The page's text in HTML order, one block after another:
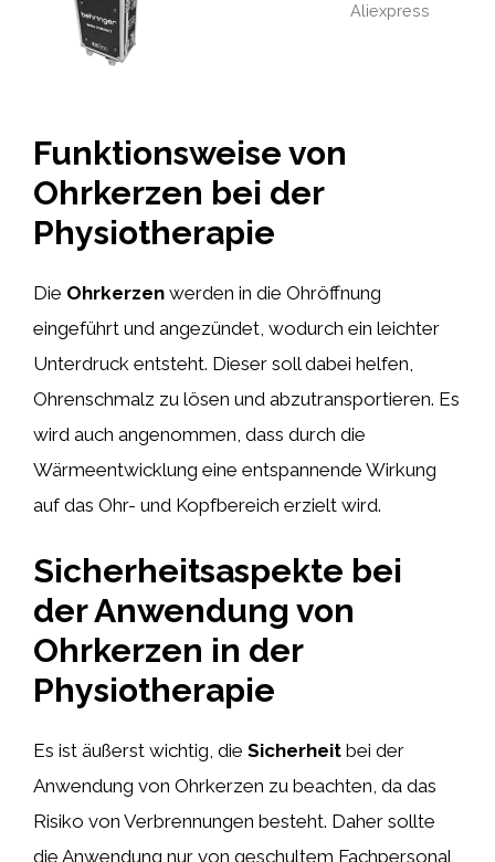
Aliexpress
Funktionsweise von
Ohrkerzen bei der
Physiotherapie
Die Ohrkerzen werden in die Ohröffnung
eingeführt und angezündet, wodurch ein leichter
Unterdruck entsteht. Dieser soll dabei helfen,
Ohrenschmalz zu lösen und abzutransportieren. Es
wird auch angenommen, dass durch die
Wärmeentwicklung eine entspannende Wirkung
auf das Ohr- und Kopfbereich erzielt wird.
Sicherheitsaspekte bei
der Anwendung von
Ohrkerzen in der
Physiotherapie
Es ist äußerst wichtig, die Sicherheit bei der
Anwendung von Ohrkerzen zu beachten, da das
Risiko von Verbrennungen besteht. Daher sollte
die Anwendung nur von geschultem Fachpersonal